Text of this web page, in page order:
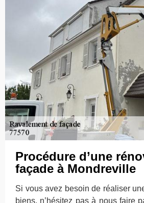
Procédure d’une
façade à Mondreville
Si vous avez besoin de réaliser
biens, n’hésitez pas à nous faire